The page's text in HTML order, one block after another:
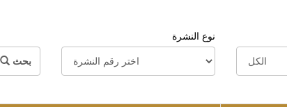
نوع النشرة
بحث